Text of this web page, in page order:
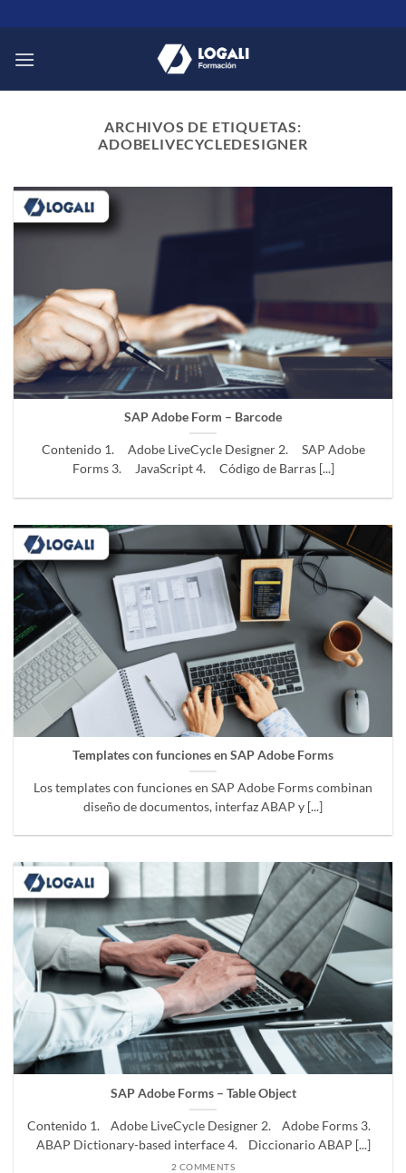
al
contenido
ARCHIVOS DE ETIQUETAS:
ADOBELIVECYCLEDESIGNER
SAP Adobe Form – Barcode
Contenido 1. Adobe LiveCycle Designer 2. SAP Adobe
Forms 3. JavaScript 4. Código de Barras [...]
Templates con funciones en SAP Adobe Forms
Los templates con funciones en SAP Adobe Forms combinan
diseño de documentos, interfaz ABAP y [...]
SAP Adobe Forms – Table Object
Contenido 1. Adobe LiveCycle Designer 2. Adobe Forms 3.
ABAP Dictionary-based interface 4. Diccionario ABAP [...]
2 COMMENTS